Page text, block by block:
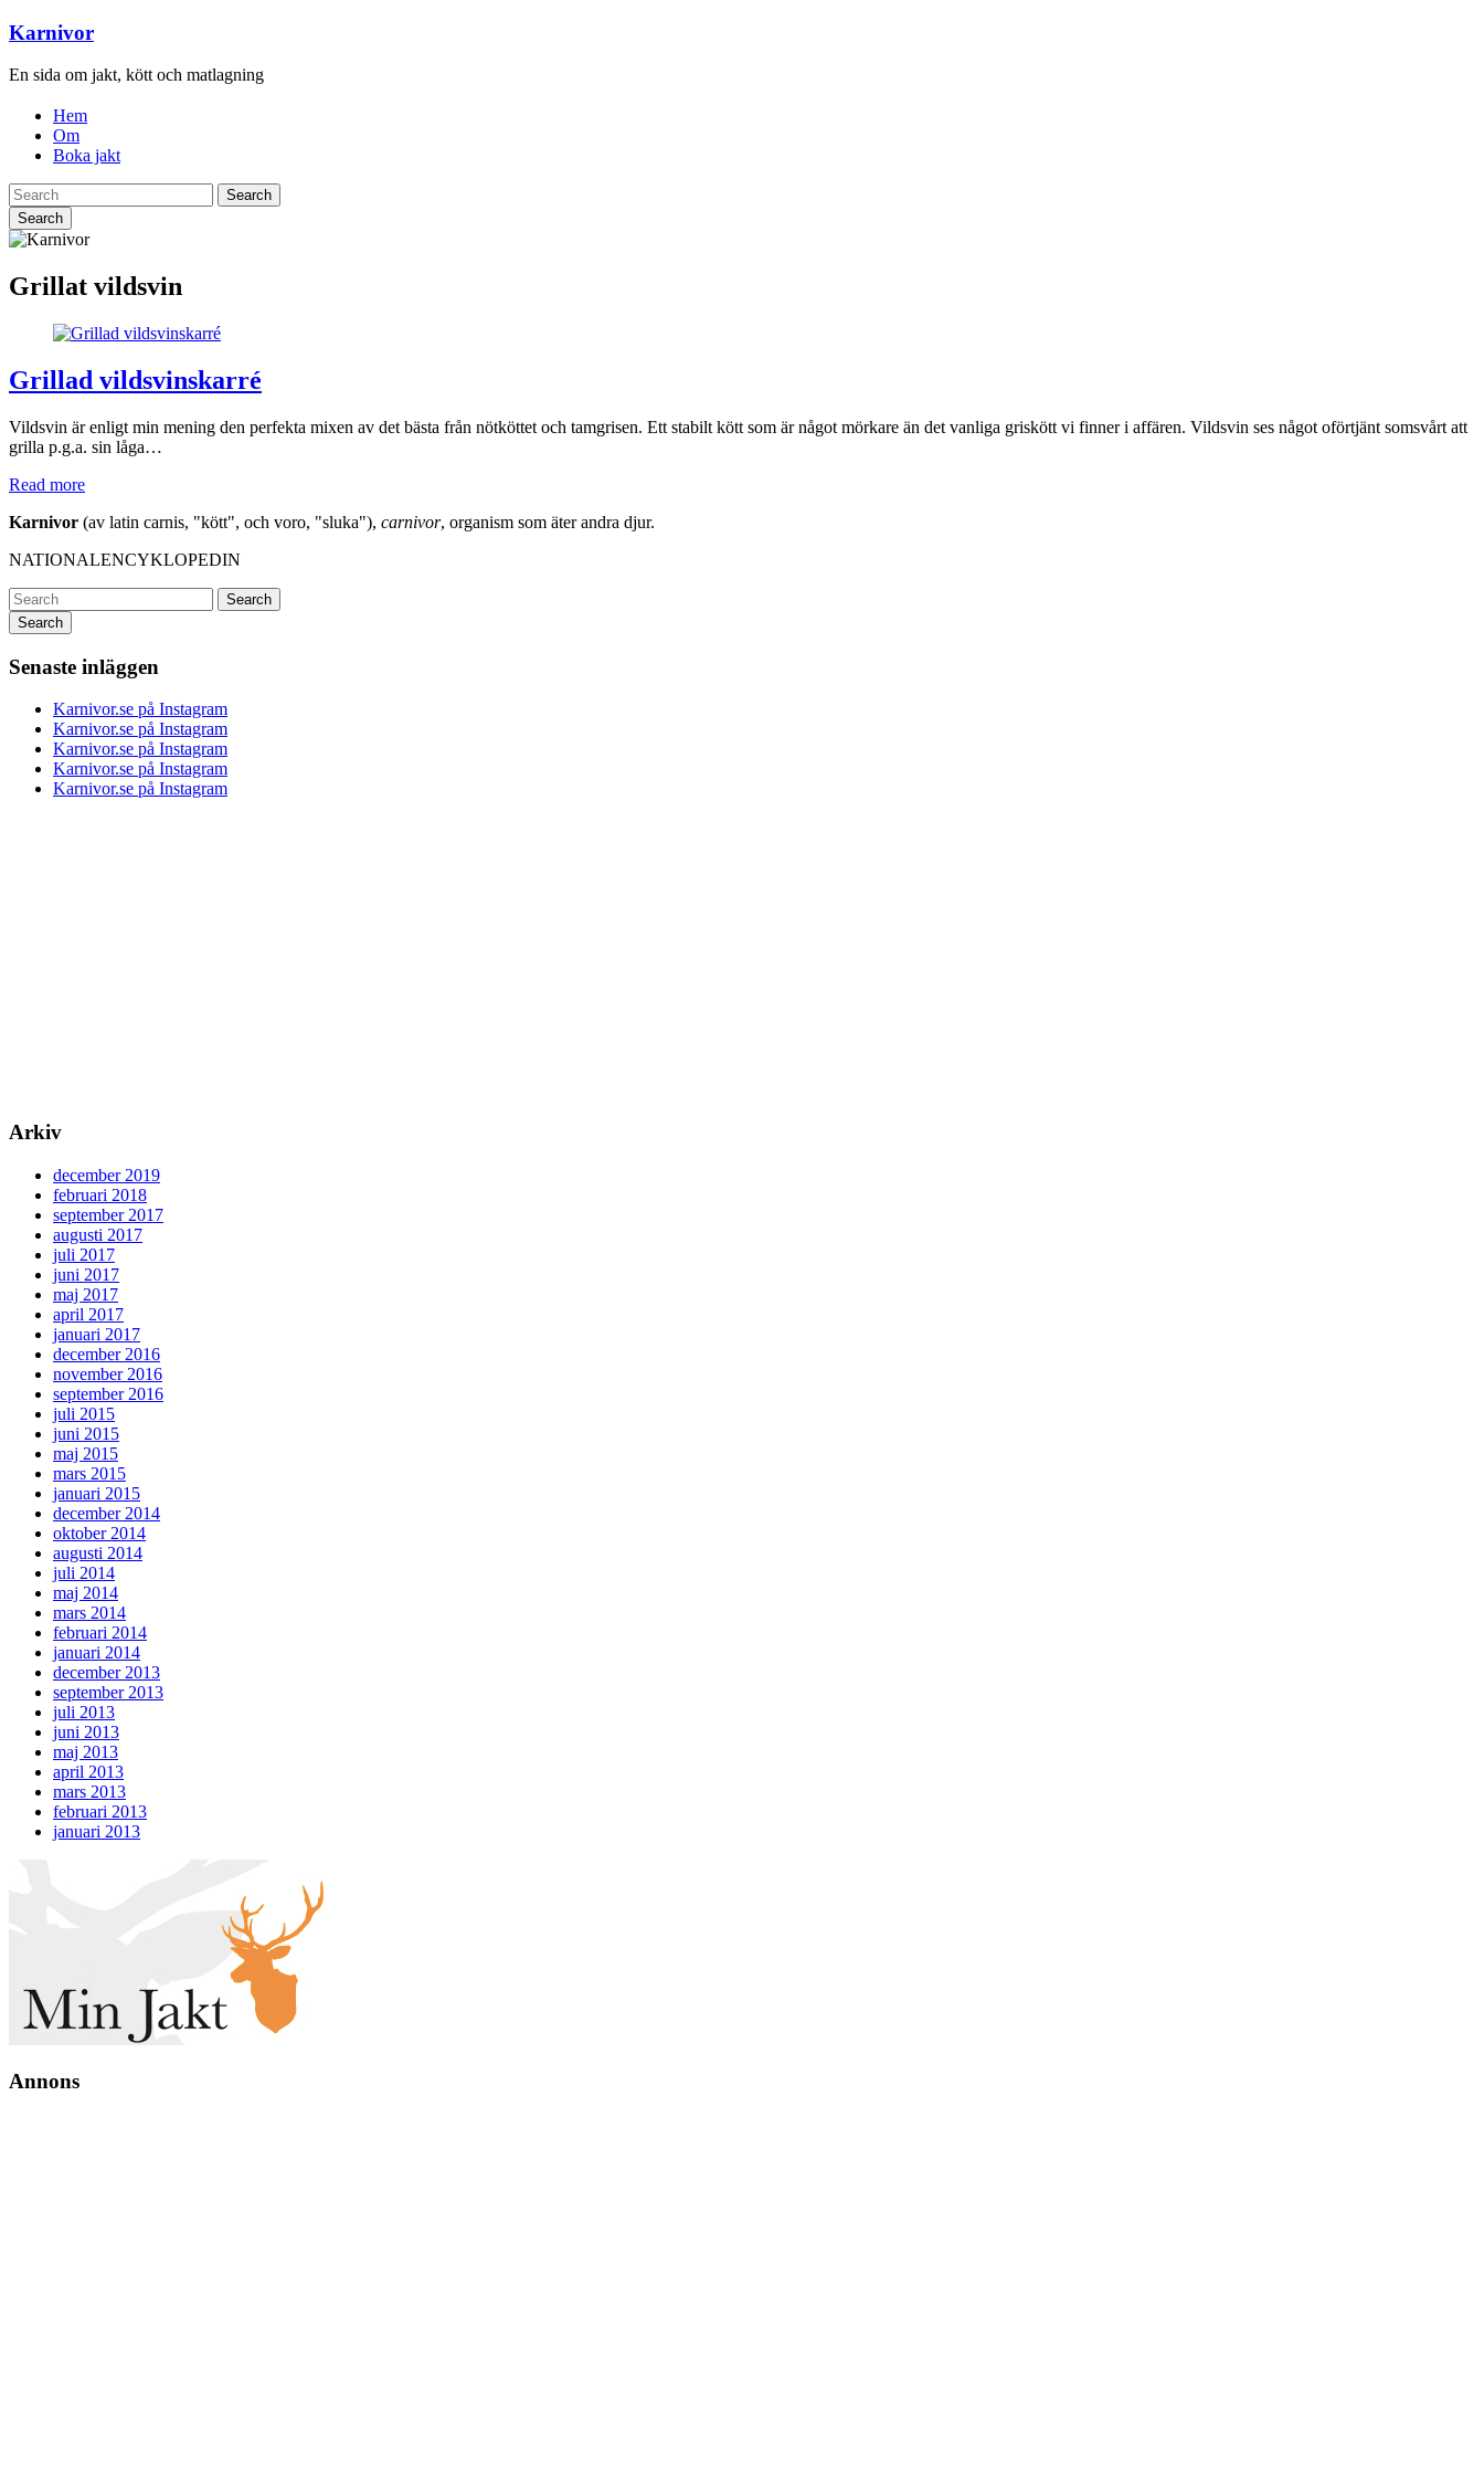
Karnivor
En sida om jakt, kött och matlagning
Hem
Om
Boka jakt
Search
Grillat vildsvin
Grillad vildsvinskarré
Vildsvin är enligt min mening den perfekta mixen av det bästa från nötköttet och tamgrisen. Ett stabilt kött som är något mörkare än det vanliga griskött vi finner i affären. Vildsvin ses något oförtjänt somsvårt att
grilla p.g.a. sin låga…
Read more
Karnivor (av latin carnis, "kött", och voro, "sluka"), carnivor, organism som äter andra djur.
NATIONALENCYKLOPEDIN
Search
Senaste inläggen
Karnivor.se på Instagram
Karnivor.se på Instagram
Karnivor.se på Instagram
Karnivor.se på Instagram
Karnivor.se på Instagram
Arkiv
december 2019
februari 2018
september 2017
augusti 2017
juli 2017
juni 2017
maj 2017
april 2017
januari 2017
december 2016
november 2016
september 2016
juli 2015
juni 2015
maj 2015
mars 2015
januari 2015
december 2014
oktober 2014
augusti 2014
juli 2014
maj 2014
mars 2014
februari 2014
januari 2014
december 2013
september 2013
juli 2013
juni 2013
maj 2013
april 2013
mars 2013
februari 2013
januari 2013
Annons